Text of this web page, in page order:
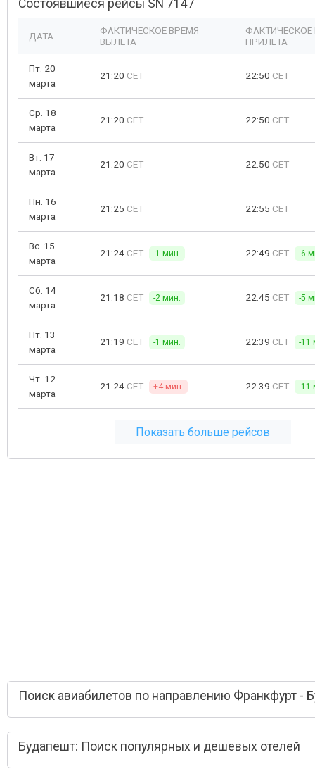
Состоявшиеся рейсы SN 7147
ДАТА
ФАКТИЧЕСКОЕ ВРЕМЯ
ВЫЛЕТА
ФАКТИЧЕСКОЕ
ПРИЛЕТА
Пт. 20
марта
21:20 CET 22:50 CET
Ср. 18
марта
21:20 CET 22:50 CET
Вт. 17
марта
21:20 CET 22:50 CET
Пн. 16
марта
21:25 CET 22:55 CET
Вс. 15
марта
21:24 CET -1 мин. 22:49 CET -6
Сб. 14
марта
21:18 CET -2 мин. 22:45 CET -5
Пт. 13
марта
21:19 CET -1 мин. 22:39 CET -11
Чт. 12
марта
21:24 CET +4 мин. 22:39 CET -11
Показать больше рейсов
Поиск авиабилетов по направлению Франкфурт -
Будапешт: Поиск популярных и дешевых отелей